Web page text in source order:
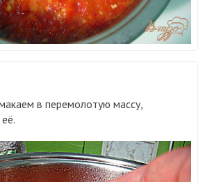
в перемолотую массу,